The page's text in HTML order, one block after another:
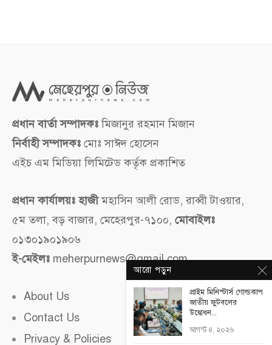
প্রধান বার্তা সম্পাদকঃমিজানুর রহমান মিজান
নির্বাহী সম্পাদকঃ মোঃ সাঈদ হোসেন
এইচ এম মিডিয়া লিমিটেড কর্তৃক প্রকাশিত
প্রধান কার্যালয়ঃ হাজীমহাসিন আলী রোড, রাব্বী টাওয়ার,
৫ম তলা, বড় বাজার, মেহেরপুর-৭১০০, মোবাইলঃ
০১৩০১৯০১৯০৬
ই-মেইলঃ meherpurnews@gmail.com
About Us
Contact Us
Privacy & Policies
আরো পড়ুন
প্রাইম মিনিস্টার্স গোল্ডকাপ
জাতীয় ফুটবলের
উদ্বোধন...
আগস্ট ৪, ২০২৬